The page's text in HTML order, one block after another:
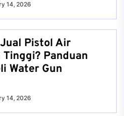
14, 2026
Pistol Air
Panduan
Water Gun
14, 2026